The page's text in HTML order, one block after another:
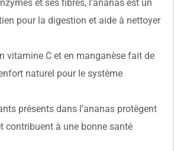
et ses fibres, l’ananas est un
pour la digestion et aide à nettoyer
vitamine C et en manganèse fait de
naturel pour le système
présents dans l’ananas protègent
contribuent à une bonne santé